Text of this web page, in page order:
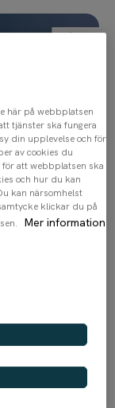
checkout.
här på webbplatsen
tjänster ska fungera
din upplevelse och för
av cookies du
att webbplatsen ska
och hur du kan
kan närsomhelst
klickar du på
Mer information